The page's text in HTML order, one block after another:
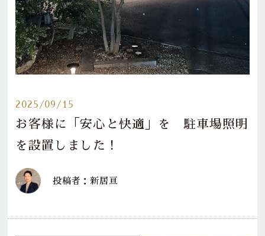
2025/09/15
お客様に「安心と快適」を 駐車場照明
を設置しました！
投稿者：新居亘